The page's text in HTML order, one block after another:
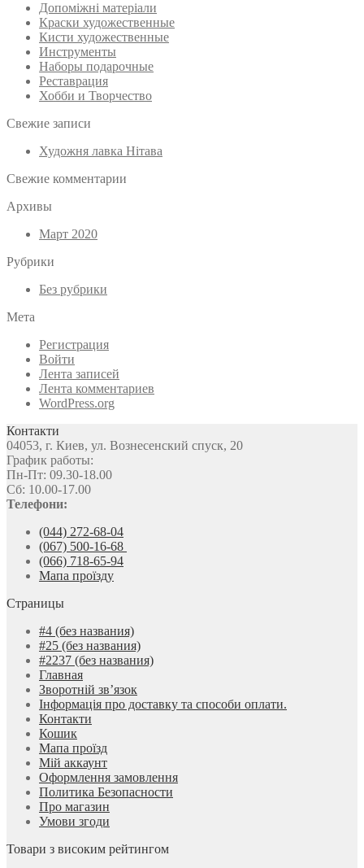
Допоміжні матеріали
Краски художественные
Кисти художественные
Инструменты
Наборы подарочные
Реставрация
Хобби и Творчество
Свежие записи
Художня лавка Нітава
Свежие комментарии
Архивы
Март 2020
Рубрики
Без рубрики
Мета
Регистрация
Войти
Лента записей
Лента комментариев
WordPress.org
Контакти
04053, г. Киев, ул. Вознесенский спуск, 20
График работы:
Пн-Пт: 09.30-18.00
Сб: 10.00-17.00
Телефони:
(044) 272-68-04
(067) 500-16-68
(066) 718-65-94
Мапа проїзду
Страницы
#4 (без названия)
#25 (без названия)
#2237 (без названия)
Главная
Зворотній зв’язок
Інформація про доставку та способи оплати.
Контакти
Кошик
Мапа проїзд
Мій аккаунт
Оформлення замовлення
Политика Безопасности
Про магазин
Умови згоди
Товари з високим рейтингом